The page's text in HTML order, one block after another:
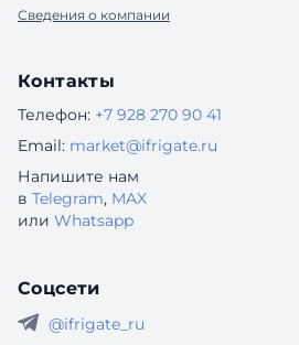
Сведения о компании
Контакты
Телефон: +7 928 270 90 41
Email: market@ifrigate.ru
Напишите нам
в Telegram, MAX
или Whatsapp
Соцсети
@ifrigate_ru